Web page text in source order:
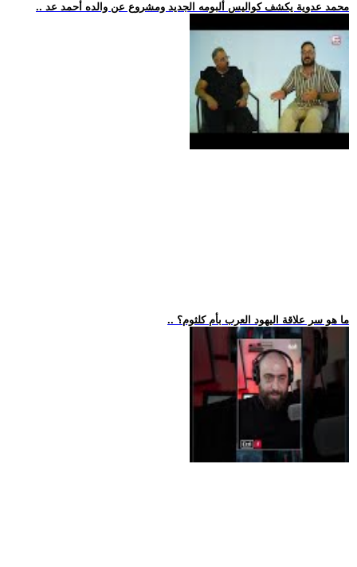
.. محمد عدوية يكشف كواليس ألبومه الجديد ومشروع عن والده أحمد عد
.. ما هو سر علاقة اليهود العرب بأم كلثوم؟